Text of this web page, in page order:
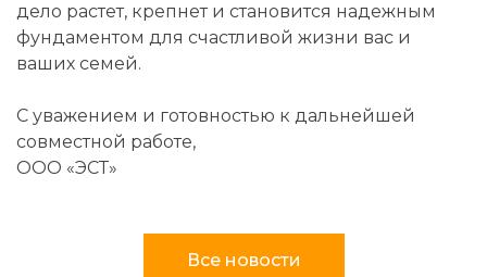
дело растет, крепнет и становится надежным
фундаментом для счастливой жизни вас и
ваших семей.
С уважением и готовностью к дальнейшей
совместной работе,
ООО «ЭСТ»
Все новости